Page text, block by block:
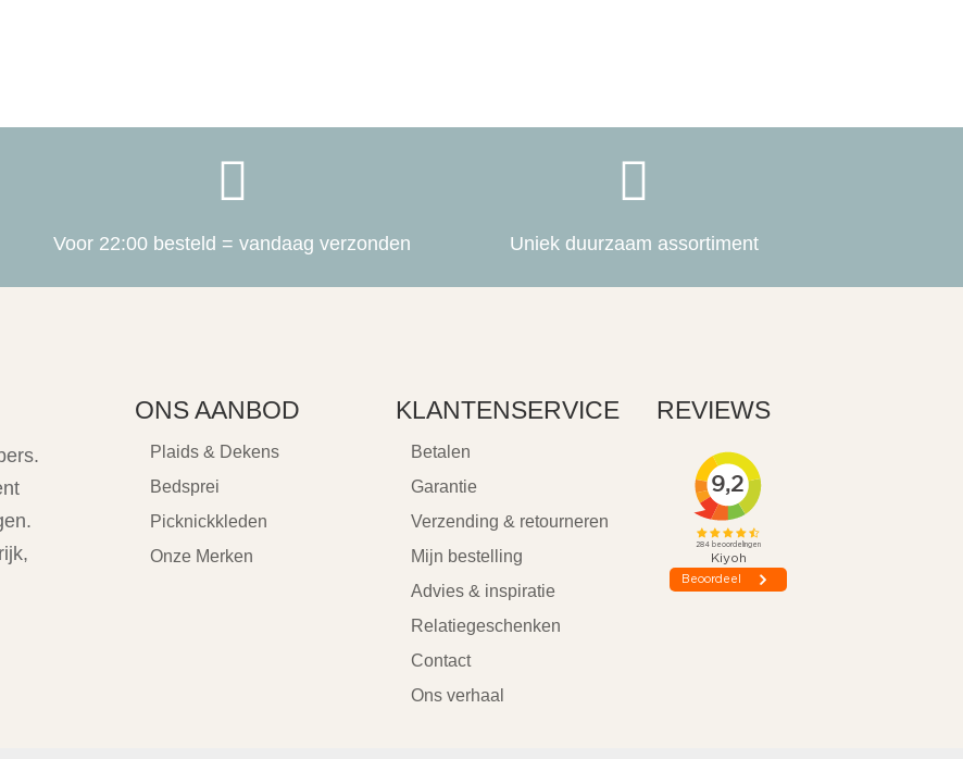

Voor 22:00 besteld = vandaag verzonden

Uniek duurzaam assortiment
ONS AANBOD
Plaids & Dekens
Bedsprei
Picknickkleden
Onze Merken
KLANTENSERVICE
Betalen
Garantie
Verzending & retourneren
Mijn bestelling
Advies & inspiratie
Relatiegeschenken
Contact
Ons verhaal
REVIEWS